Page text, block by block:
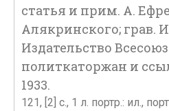
статья и прим. А.
Алякринского; грав.
Издательство
политкаторжан и
1933.
121, [2] с., 1 л. портр.: ил.,